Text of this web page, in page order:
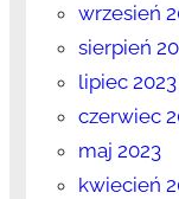
wrzesień
sierpień
lipiec 2023
czerwiec
maj 2023
kwiecień